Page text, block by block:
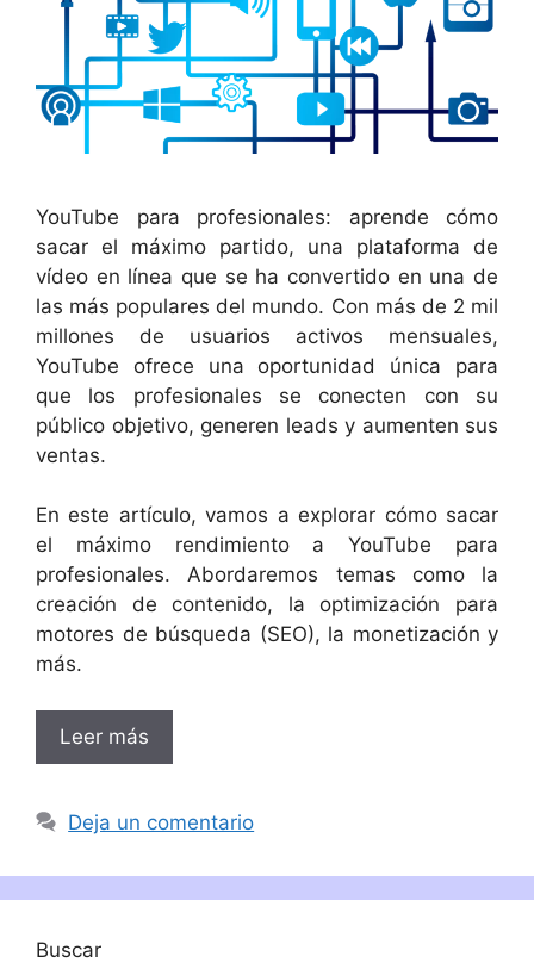
YouTube para profesionales: aprende cómo
sacar el máximo partido, una plataforma de
vídeo en línea que se ha convertido en una de
las más populares del mundo. Con más de 2 mil
millones de usuarios activos mensuales,
YouTube ofrece una oportunidad única para
que los profesionales se conecten con su
público objetivo, generen leads y aumenten sus
ventas.
En este artículo, vamos a explorar cómo sacar
el máximo rendimiento a YouTube para
profesionales. Abordaremos temas como la
creación de contenido, la optimización para
motores de búsqueda (SEO), la monetización y
más.
Leer más
Deja un comentario
Buscar